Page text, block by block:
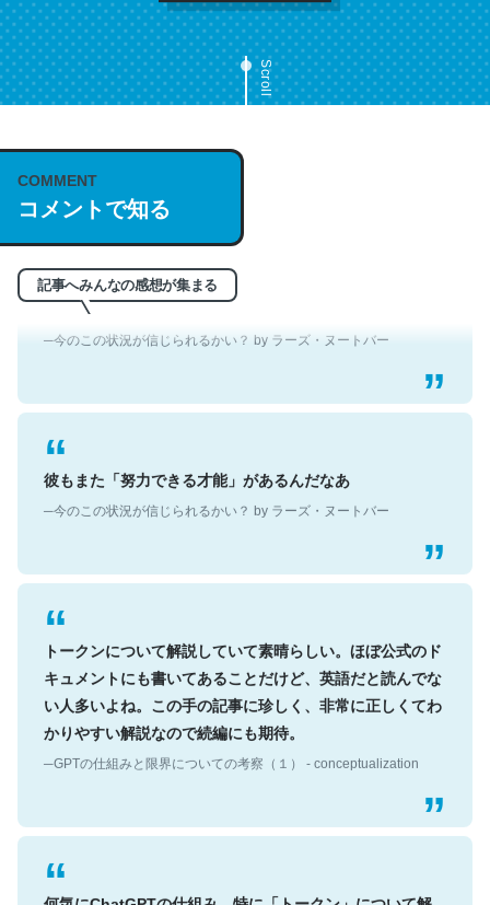
Scroll
COMMENT
コメントで知る
記事へみんなの感想が集まる
これは名文。彼はとてもクレバーなんだろうなと凄く思
う。英語少しでも読める人は原文もお勧め。自分はこの流
れ好き。Let’s Fucking Go. Then Covid hit. Shit.
翻訳文体なせいかわからないけど、なぜかポールオースタ
ーの短編を読んだような気持ちになった
─今のこの状況が信じられるかい？ by ラーズ・ヌートバー
彼もまた「努力できる才能」があるんだなあ
─今のこの状況が信じられるかい？ by ラーズ・ヌートバー
トークンについて解説していて素晴らしい。ほぼ公式のド
キュメントにも書いてあることだけど、英語だと読んでな
い人多いよね。この手の記事に珍しく、非常に正しくてわ
かりやすい解説なので続編にも期待。
─GPTの仕組みと限界についての考察（１） - conceptualization
何気にChatGPTの仕組み、特に「トークン」について解